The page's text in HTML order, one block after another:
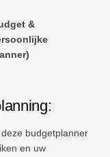
&
budgetplanner
en uw